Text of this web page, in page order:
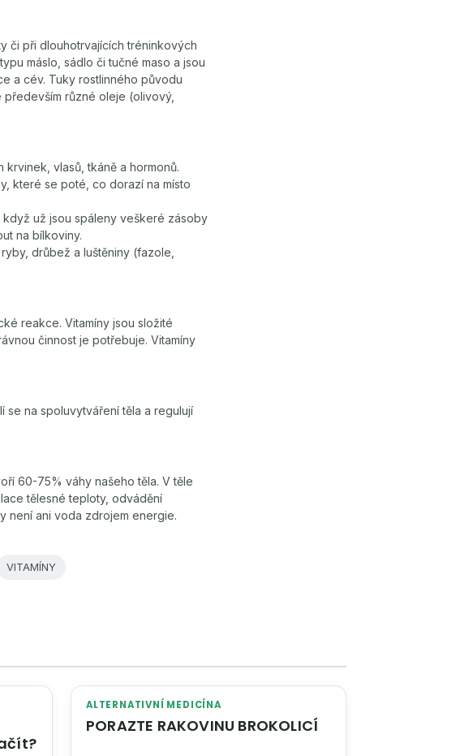
či při dlouhotrvajících tréninkových
máslo, sádlo či tučné maso a jsou
a cév. Tuky rostlinného původu
různé oleje (olivový,
vlasů, tkáně a hormonů.
které se poté, co dorazí na místo
už jsou spáleny veškeré zásoby
na bílkoviny.
drůbež a luštěniny (fazole,
reakce. Vitamíny jsou složité
činnost je potřebuje. Vitamíny
se na spoluvytváření těla a regulují
60-75% váhy našeho těla. V těle
tělesné teploty, odvádění
není ani voda zdrojem energie.
VITAMÍNY
ALTERNATIVNÍ MEDICÍNA
PORAZTE RAKOVINU BROKOLICÍ